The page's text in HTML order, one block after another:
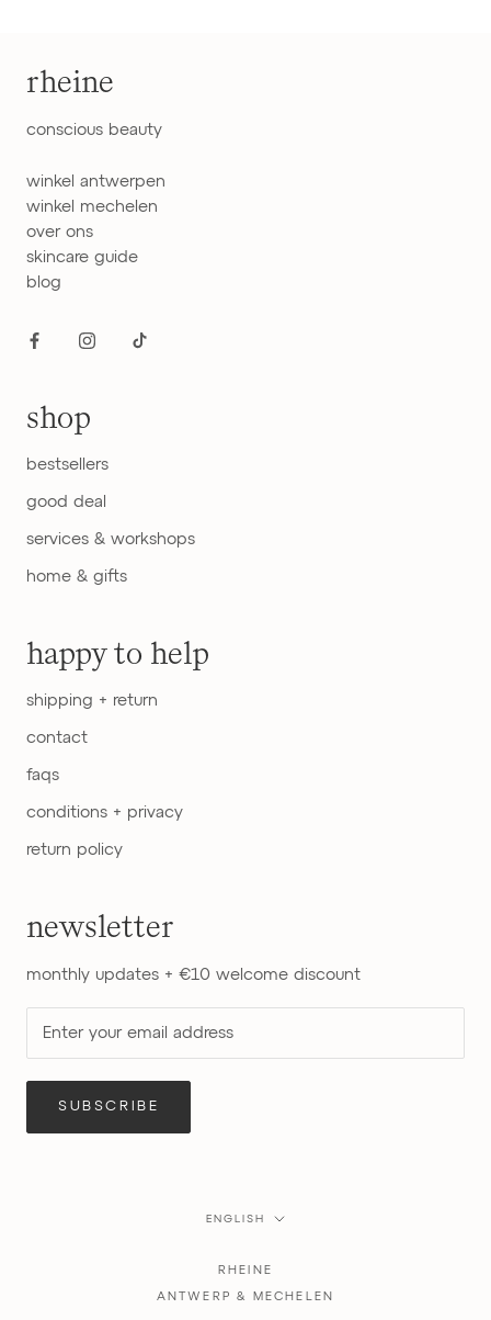
rheine
conscious beauty
winkel antwerpen
winkel mechelen
over ons
skincare guide
blog
shop
bestsellers
good deal
services & workshops
home & gifts
happy to help
shipping + return
contact
faqs
conditions + privacy
return policy
newsletter
monthly updates + €10 welcome discount
SUBSCRIBE
Language
ENGLISH
RHEINE
ANTWERP & MECHELEN